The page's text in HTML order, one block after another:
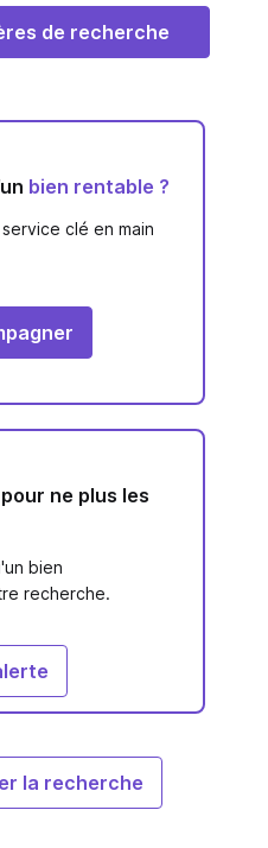
de recherche
bien rentable ?
clé en main
pour ne plus les
bien
recherche.
la recherche